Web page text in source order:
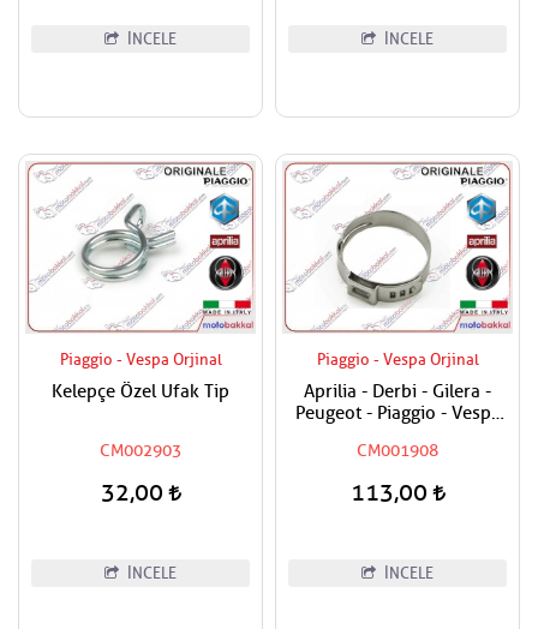
İNCELE İNCELE
Piaggio - Vespa Orjinal
Kelepçe Özel Ufak Tip
CM002903
32,00
İNCELE
Piaggio - Vespa Orjinal
Aprilia - Derbi - Gilera -
Peugeot - Piaggio - Vespa
Kelepçesi
CM001908
113,00
İNCELE